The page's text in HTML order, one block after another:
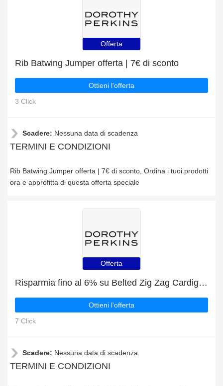
Offerta
Rib Batwing Jumper offerta | 7€ di sconto
Ottieni l'offerta
3 Click
Scadere: Nessuna data di scadenza
TERMINI E CONDIZIONI
Rib Batwing Jumper offerta | 7€ di sconto, Ordina i tuoi prodotti
ora e approfitta di questa offerta speciale
Offerta
Risparmia fino al 6% su Belted Zig Zag Cardigan, scaduto presto
Ottieni l'offerta
7 Click
Scadere: Nessuna data di scadenza
TERMINI E CONDIZIONI